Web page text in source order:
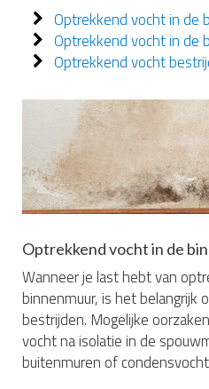
Optrekkend vocht in de
Optrekkend vocht in de
Optrekkend vocht
Optrekkend vocht in de
Wanneer je last hebt van
binnenmuur, is het belangrijk
bestrijden. Mogelijke
vocht na isolatie in de
buitenmuren of